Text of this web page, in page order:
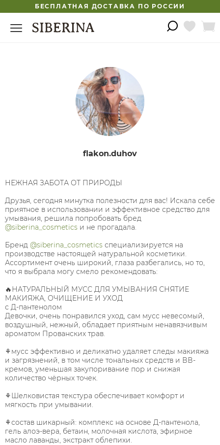
БЕСПЛАТНАЯ ДОСТАВКА ПО РОССИИ
flakon.duhov
НЕЖНАЯ ЗАБОТА ОТ ПРИРОДЫ ⠀
Друзья, сегодня минутка полезности для вас! Искала себе
приятное в использовании и эффективное средство для
умывания, решила попробовать бред
@siberina_cosmetics и не прогадала. ⠀
Бренд @siberina_cosmetics специализируется на
производстве настоящей натуральной косметики.
Ассортимент очень широкий, глаза разбегались, но то,
что я выбрала могу смело рекомендовать: ⠀
🔥НАТУРАЛЬНЫЙ МУСС ДЛЯ УМЫВАНИЯ СНЯТИЕ
МАКИЯЖА, ОЧИЩЕНИЕ И УХОД⠀
с Д-пантенолом⠀
Девочки, очень понравился уход, сам мусс невесомый,
воздушный, нежный, обладает приятным ненавязчивым
ароматом Прованских трав. ⠀
⚘мусс эффективно и деликатно удаляет следы макияжа
и загрязнений, в том числе тональных средств и ВВ-
кремов, уменьшая закупоривание пор и снижая
количество чёрных точек. ⠀
⚘Шелковистая текстура обеспечивает комфорт и
мягкость при умывании. ⠀
⚘состав шикарный: комплекс на основе Д-пантенола,
гель алоэ-вера, бетаин, молочная кислота, эфирное
масло лаванды, экстракт облепихи. ⠀